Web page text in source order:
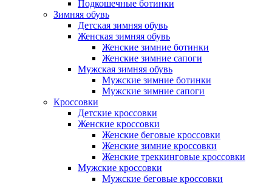
Подкошечные ботинки
Зимняя обувь
Детская зимняя обувь
Женская зимняя обувь
Женские зимние ботинки
Женские зимние сапоги
Мужская зимняя обувь
Мужские зимние ботинки
Мужские зимние сапоги
Кроссовки
Детские кроссовки
Женские кроссовки
Женские беговые кроссовки
Женские зимние кроссовки
Женские треккинговые кроссовки
Мужские кроссовки
Мужские беговые кроссовки